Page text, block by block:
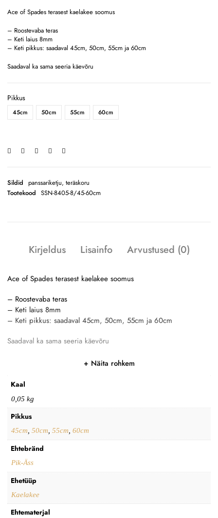
Ace of Spades terasest kaelakee soomus
– Roostevaba teras
– Keti laius 8mm
– Keti pikkus: saadaval 45cm, 50cm, 55cm ja 60cm
Saadaval ka sama seeria käevõru
Pikkus
45cm 50cm 55cm 60cm
Sildid panssariketju, teräskoru
Tootekood SSN-8405-8/45-60cm
Kirjeldus Lisainfo Arvustused (0)
Ace of Spades terasest kaelakee soomus
– Roostevaba teras
– Keti laius 8mm
– Keti pikkus: saadaval 45cm, 50cm, 55cm ja 60cm
Saadaval ka sama seeria käevõru
Näita rohkem
Kaal
0,05 kg
Pikkus
45cm, 50cm, 55cm, 60cm
Ehtebränd
Pik-Äss
Ehetüüp
Kaelakee
Ehtematerjal